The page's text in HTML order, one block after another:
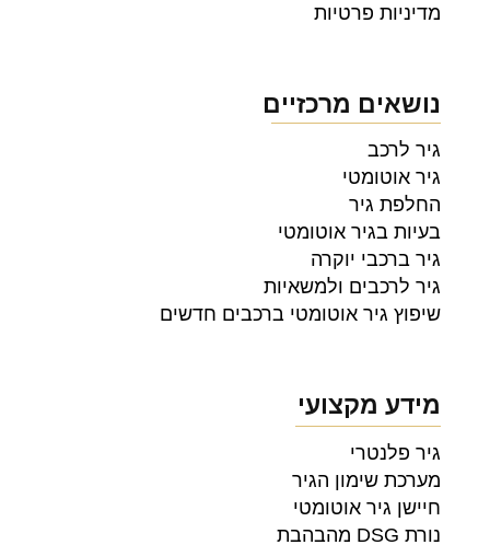
מדיניות פרטיות
נושאים מרכזיים
גיר לרכב
גיר אוטומטי
החלפת גיר
בעיות בגיר אוטומטי
גיר ברכבי יוקרה
גיר לרכבים ולמשאיות
שיפוץ גיר אוטומטי ברכבים חדשים
מידע מקצועי
גיר פלנטרי
מערכת שימון הגיר
חיישן גיר אוטומטי
נורת DSG מהבהבת